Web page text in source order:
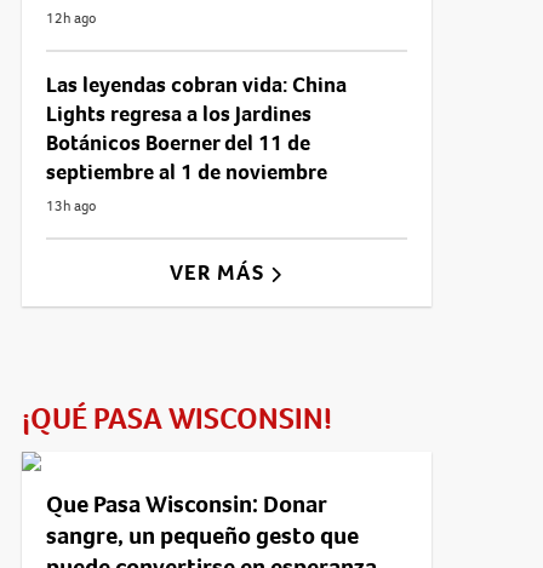
12h ago
Las leyendas cobran vida: China
Lights regresa a los Jardines
Botánicos Boerner del 11 de
septiembre al 1 de noviembre
13h ago
VER MÁS
¡QUÉ PASA WISCONSIN!
Que Pasa Wisconsin: Donar
sangre, un pequeño gesto que